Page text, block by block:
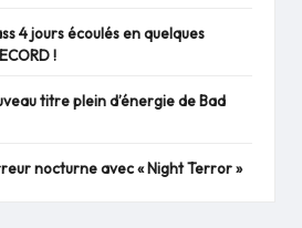
4 jours écoulés en quelques
!
titre plein d’énergie de Bad
nocturne avec « Night Terror »